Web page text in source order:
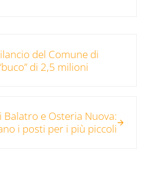
del Comune di
di 2,5 milioni
Balatro e Osteria Nuova:
i posti per i più piccoli